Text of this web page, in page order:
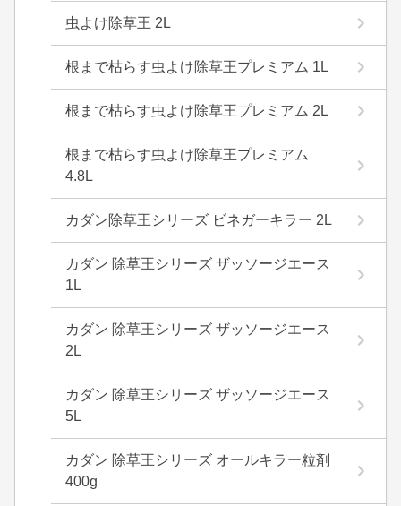
虫よけ除草王 2L
根まで枯らす虫よけ除草王プレミアム 1L
根まで枯らす虫よけ除草王プレミアム 2L
根まで枯らす虫よけ除草王プレミアム
4.8L
カダン除草王シリーズ ビネガーキラー 2L
カダン 除草王シリーズ ザッソージエース
1L
カダン 除草王シリーズ ザッソージエース
2L
カダン 除草王シリーズ ザッソージエース
5L
カダン 除草王シリーズ オールキラー粒剤
400g